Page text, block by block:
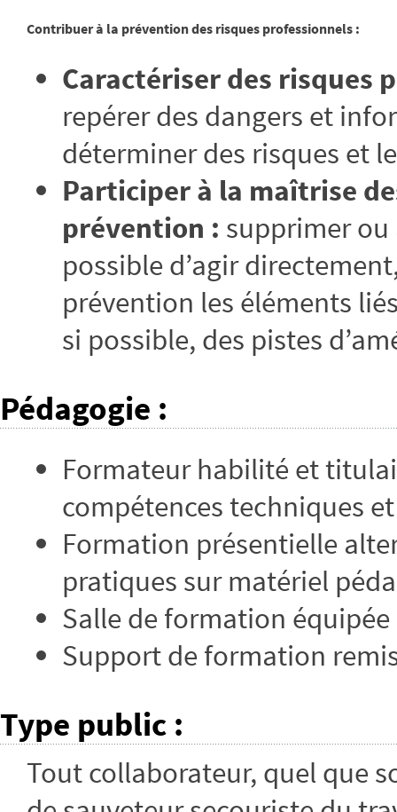
Contribuer à la prévention des risques professionnels :
Caractériser des risques
repérer des dangers et
déterminer des risques et
Participer à la maîtrise
prévention : supprimer ou
possible d’agir
prévention les éléments
si possible, des pistes
Pédagogie :
Formateur habilité et
compétences techniques
Formation présentielle
pratiques sur matériel
Salle de formation
Support de formation
Type public :
Tout collaborateur, quel que